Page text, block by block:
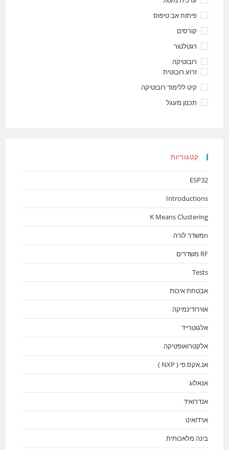
פיתוח אב טיפוס
קורסים
רגטלטור
רובוטיקה
זרוע רובוטית
קיט ללימוד רובוטיקה
תכנון מעגל
קטגוריות
ESP32
Introductions
K Means Clustering
nמשדר לורה
RF משדרים
Tests
אבטחת איכות
אווירודינמיקה
אלגוטרייד
אלקטרואופטיקה
אנ.אקס.פי ( NXP )
אנאלוג
אנדרואיד
ארדואינו
בינה מלאכותית